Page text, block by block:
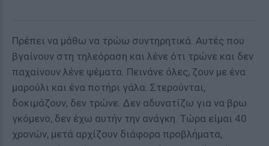
Πρέπει να μάθω να τρώω συντηρητικά. Αυτές που
βγαίνουν στη τηλεόραση και λένε ότι τρώνε και δεν
παχαίνουν λένε ψέματα. Πεινάνε όλες, ζουν με ένα
μαρούλι και ένα ποτήρι γάλα. Στερούνται,
δοκιμάζουν, δεν τρώνε. Δεν αδυνατίζω για να βρω
γκόμενο, δεν έχω αυτήν την ανάγκη. Τώρα είμαι 40
χρονών, μετά αρχίζουν διάφορα προβλήματα,